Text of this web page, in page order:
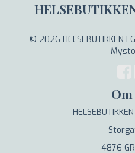
© 2026 HELSEBUTIKKEN I
Om
4876